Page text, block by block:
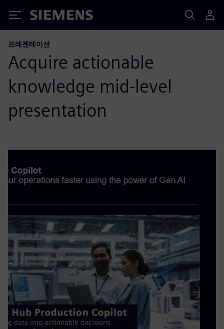
Siemens
프레젠테이션
Acquire actionable
knowledge mid-level
presentation